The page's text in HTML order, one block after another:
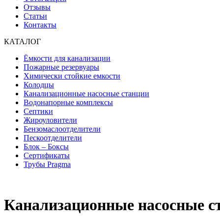
Отзывы
Статьи
Контакты
КАТАЛОГ
Ёмкости для канализации
Пожарные резервуары
Химически стойкие емкости
Колодцы
Канализационные насосные станции
Водонапорные комплексы
Септики
Жироуловители
Бензомаслоотделители
Пескоотделители
Блок – Боксы
Сертификаты
Трубы Pragma
Канализационные насосные